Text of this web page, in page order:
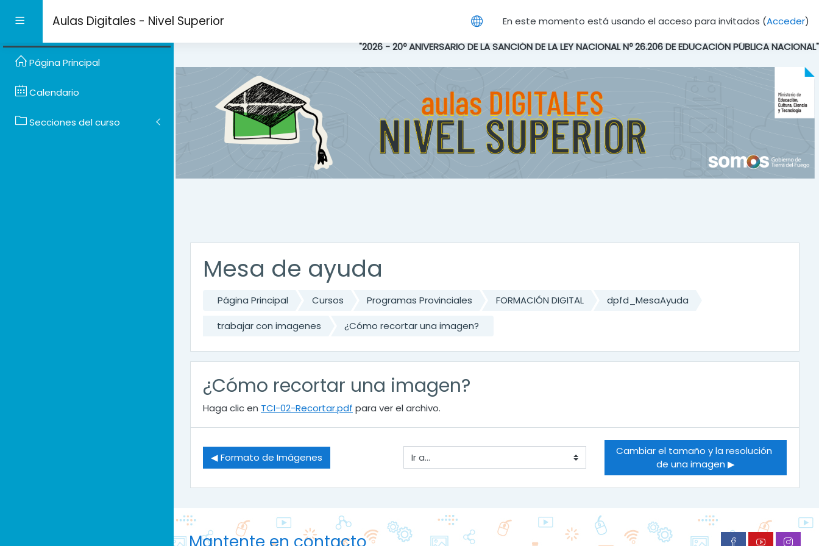
Panel lateralAulas Digitales - Nivel Superior En este momento está usando el acceso para invitados (Acceder)
"2026 - 20º ANIVERSARIO DE LA SANCIÓN DE LA LEY NACIONAL Nº 26.206 DE EDUCACIÓN PÚBLICA NACIONAL"
Mesa de ayuda
Página Principal Cursos Programas Provinciales FORMACIÓN DIGITAL
dpfd_MesaAyuda
trabajar con imagenes
¿Cómo recortar una imagen?
¿Cómo recortar una imagen?
Haga clic en TCI-02-Recortar.pdf para ver el archivo.
◀︎ Formato de Imágenes Ir a...
Cambiar el tamaño y la resolución
de una imagen ▶︎
Página Principal
Calendario
Secciones del curso
Mantente en contacto